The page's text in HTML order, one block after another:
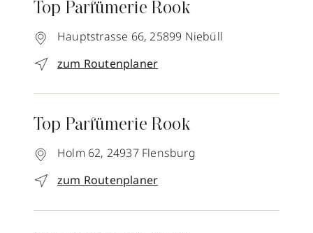
Top Parfümerie Rook
Hauptstrasse 66, 25899 Niebüll
zum Routenplaner
Top Parfümerie Rook
Holm 62, 24937 Flensburg
zum Routenplaner